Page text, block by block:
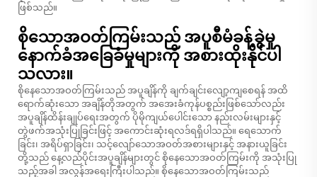
ဖြစ်သည်။
စိုသောအဝတ်ကြမ်းသည် အပူစီမံခန့်ခွဲမှု
နောက်ခံအခြေခံမှုများကို အစားထိုးနိုင်ပါ
သလား။
စိုနေသောအဝတ်ကြမ်းသည် အပူချိန်ကို ချက်ချင်းလျော့ကျစေရန် အထိ
ရောက်ဆုံးသော အချိန်တိုအတွက် အအေးခံကုန်ပစ္စည်းဖြစ်သော်လည်း
အပူချိန်ထိန်းချုပ်ရေးအတွက် ပိုမိုကျယ်ပေါင်းသော နည်းလမ်းများနှင့်
တွဲဖက်အသုံးပြုခြင်းဖြင့် အကောင်းဆုံးရလဒ်ရရှိပါသည်။ ရေသောက်
ခြင်း၊ အရိပ်ရှာခြင်း၊ သင့်လျော်သောအဝတ်အစားများနှင့် အနားယူခြင်း
တို့သည် နေ့လည်ပိုင်းအပူချိန်များတွင် စိုနေသောအဝတ်ကြမ်းကို အသုံးပြု
သည့်အခါ အလွန်အရေးကြီးပါသည်။ စိုနေသောအဝတ်ကြမ်းသည်